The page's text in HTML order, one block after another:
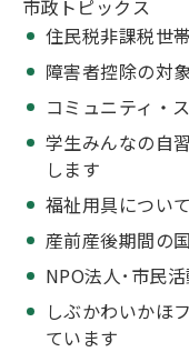
市政トピックス
住民税非課税世
障害者控除の対
コミュニティ・
学生みんなの自
します
福祉用具につい
産前産後期間の
NPO法人･市民
しぶかわいかほ
ています